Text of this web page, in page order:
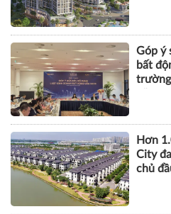
Góp ý
bất
Hơn
City
chủ